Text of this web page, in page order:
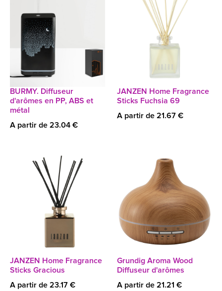
BURMY. Diffuseur
d'arômes en PP, ABS et
métal
A partir de 23.04 €
JANZEN Home Fragrance
Sticks Fuchsia 69
A partir de 21.67 €
JANZEN Home Fragrance
Sticks Gracious
A partir de 23.17 €
Grundig Aroma Wood
Diffuseur d'arômes
A partir de 21.21 €